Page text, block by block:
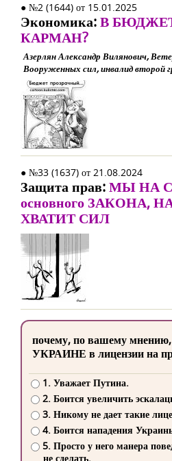
● №2 (1644) от 15.01.2025
Экономика:В
КАРМАН?
Азерлян Александр Вилянович,
Вооруженных сил, инвалид второй
● №33 (1637) от 21.08.2024
Защита прав:МЫ НА
основного ЗАКОНА,
ХВАТИТ СИЛ
почему, по вашему
УКРАИНЕ в лицензии на
1. Уважает Путина.
2. Боится увеличить
3. Никому не дает такие
4. Боится нападения
5. Просто у него манера
не сделать.